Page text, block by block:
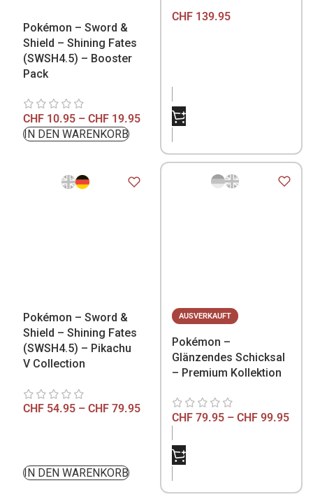
Pokémon – Sword &
Shield – Shining Fates
(SWSH4.5) – Booster
Pack
CHF 10.95 – CHF 19.95
IN DEN WARENKORB
CHF139.95
Pokémon – Sword &
Shield – Shining Fates
(SWSH4.5) – Pikachu
V Collection
CHF 54.95 – CHF 79.95
IN DEN WARENKORB
AUSVERKAUFT
Pokémon –
Glänzendes Schicksal
– Premium Kollektion
CHF79.95 – CHF99.95